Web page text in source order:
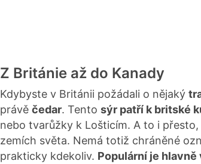
Z Británie až do Kanady
Kdybyste v Británii požádali o nějaký
právě čedar. Tento sýr patří k britské
nebo tvarůžky k Lošticím. A to i
zemích světa. Nemá totiž chráněné
prakticky kdekoliv. Populární je hlavně